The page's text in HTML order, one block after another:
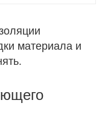
материала и